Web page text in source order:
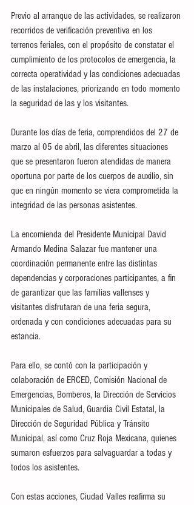
Previo al arranque de las actividades, se realizaron
recorridos de verificación preventiva en los
terrenos feriales, con el propósito de constatar el
cumplimiento de los protocolos de emergencia, la
correcta operatividad y las condiciones adecuadas
de las instalaciones, priorizando en todo momento
la seguridad de las y los visitantes.
Durante los días de feria, comprendidos del 27 de
marzo al 05 de abril, las diferentes situaciones
que se presentaron fueron atendidas de manera
oportuna por parte de los cuerpos de auxilio, sin
que en ningún momento se viera comprometida la
integridad de las personas asistentes.
La encomienda del Presidente Municipal David
Armando Medina Salazar fue mantener una
coordinación permanente entre las distintas
dependencias y corporaciones participantes, a fin
de garantizar que las familias vallenses y
visitantes disfrutaran de una feria segura,
ordenada y con condiciones adecuadas para su
estancia.
Para ello, se contó con la participación y
colaboración de ERCED, Comisión Nacional de
Emergencias, Bomberos, la Dirección de Servicios
Municipales de Salud, Guardia Civil Estatal, la
Dirección de Seguridad Pública y Tránsito
Municipal, así como Cruz Roja Mexicana, quienes
sumaron esfuerzos para salvaguardar a todas y
todos los asistentes.
Con estas acciones, Ciudad Valles reafirma su